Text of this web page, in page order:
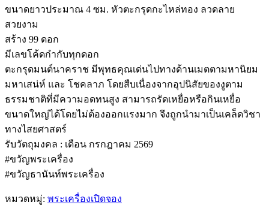
ขนาดยาวประมาณ 4 ซม. หัวตะกรุดกะไหล่ทอง ลวดลาย
สวยงาม
สร้าง 99 ดอก
มีเลขโค้ดกำกับทุกดอก
ตะกรุดมนต์นาคราช มีพุทธคุณเด่นไปทางด้านเมตตามหานิยม
มหาเสน่ห์ และ โชคลาภ โดยสืบเนื่องจากอุปนิสัยของงูตาม
ธรรมชาติที่มีความอดทนสูง สามารถรัดเหยื่อหรือกินเหยื่อ
ขนาดใหญ่ได้โดยไม่ต้องออกแรงมาก จึงถูกนำมาเป็นเคล็ดวิชา
ทางไสยศาสตร์
รับวัตถุมงคล : เดือน กรกฎาคม 2569
#ขวัญพระเครื่อง
#ขวัญธานันท์พระเครื่อง
หมวดหมู่: พระเครื่องเปิดจอง